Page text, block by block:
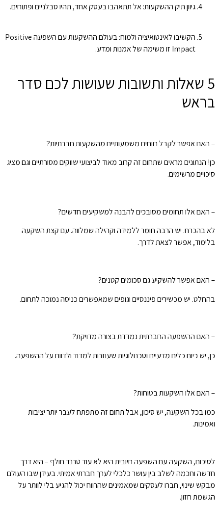
גיוון תיק ההשקעות: אל תתאהבו בעסק אחד, תהיו סבלניים ופתוחים.
הקשיבו לאינטואיציה ולמוח: בעולם ההשקעות עם השפעה Positive
Impact זו משימה של אמנות ומדע.
5 שאלות ותשובות שעושות לכם סדר
בראש
– האם אפשר לקבל רווחים משמעותיים מהשקעות חברתיות?
כן! הנתונים מראים שתחום זה קרוב מאוד לביצועי שווקים מסורתיים וגם מציג
סיכויים מרשימים.
– האם אלו תחומים מסובכים להבנה למשקיעים חדשים?
לא בהכרח. יש הרבה חומר ללמידה וקהילה שמלווה. עם קצת השקעה
בלימוד, אפשר לצאת לדרך.
– האם אפשר להשקיע גם סכומים קטנים?
בהחלט. יש מכשירים פיננסיים וגופים שמאפשרים כניסה נמוכה לתחום.
– האם ההשפעה החברתית נמדדת בצורה מדויקת?
כן, יש כיום כלים מדעיים וטכנולוגיות שעוזרות למדוד ולדווח על ההשפעה.
– האם אלו השקעות בטוחות?
כמו בכל השקעה, יש סיכון, אבל תחום זה מתפתח לעבר יותר יציבות
ואמינות.
לסיכום, השקעה עם השפעה חיובית היא לא עוד טרנד חולף – היא דרך
חדשה וחכמה לשלב בין עושר כלכלי לערך חברתי אמיתי. בעידן שבו העולם
מבקש שינוי, חברו לעסקים שמאמינים שהרווח יכול להגיע בלי לוותר על
הגשמת חזון.